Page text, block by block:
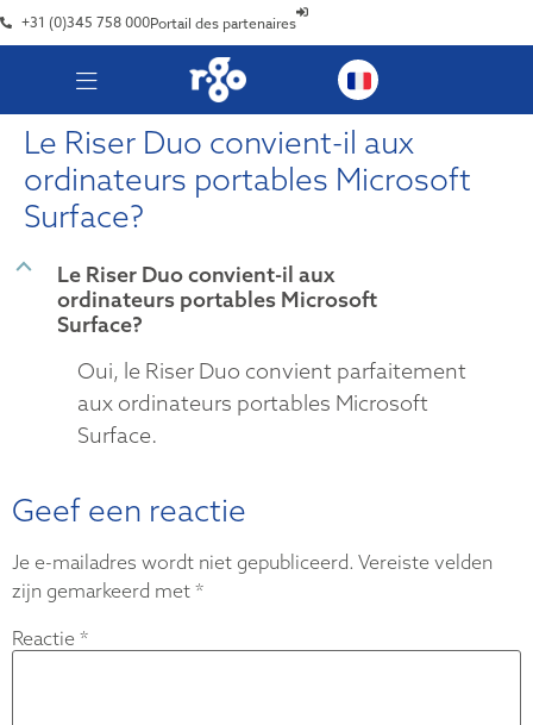
+31 (0)345 758 000Portail des partenaires
Le Riser Duo convient-il aux
ordinateurs portables Microsoft
Surface?
B
Le Riser Duo convient-il aux
ordinateurs portables Microsoft
Surface?
Oui, le Riser Duo convient parfaitement
aux ordinateurs portables Microsoft
Surface.
Geef een reactie
Je e-mailadres wordt niet gepubliceerd. Vereiste velden
zijn gemarkeerd met *
Reactie *